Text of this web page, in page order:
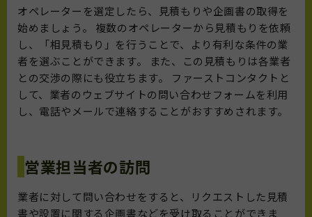
オペレーターを選定したら、見積もりや企画書の取得を
始めましょう。 複数のオペレーターから見積もりを依頼
し、「相見積もり」を行うことで、より有利な条件の業
者を選ぶことができます。 また、この見積もりは各業者
との交渉の際にも役立ちます。 ファーストコンタクトと
して、業者のウェブサイトの問い合わせフォームを利用
し、電話やメールで連絡することがおすすめされます。
営業担当者の訪問
業者に対して問い合わせをすると、リクエストした見積
書や設置に関する企画書などを受け取ることができま